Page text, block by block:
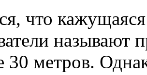
что
называют
30 метров.